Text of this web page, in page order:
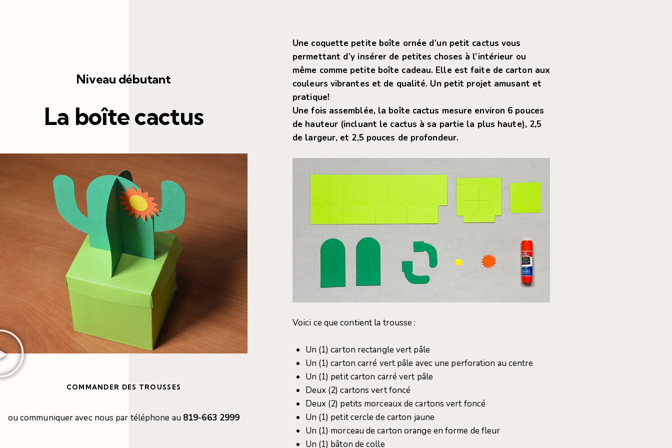
Niveau débutant
La boîte cactus
COMMANDER DES TROUSSES
ou communiquer avec nous par téléphone au 819-663 2999
Une coquette petite boîte ornée d’un petit cactus vous
permettant d’y insérer de petites choses à l’intérieur ou
même comme petite boîte cadeau. Elle est faite de carton aux
couleurs vibrantes et de qualité. Un petit projet amusant et
pratique!
Une fois assemblée, la boîte cactus mesure environ 6 pouces
de hauteur (incluant le cactus à sa partie la plus haute), 2,5
de largeur, et 2,5 pouces de profondeur.
Voici ce que contient la trousse :
Un (1) carton rectangle vert pâle
Un (1) carton carré vert pâle avec une perforation au centre
Un (1) petit carton carré vert pâle
Deux (2) cartons vert foncé
Deux (2) petits morceaux de cartons vert foncé
Un (1) petit cercle de carton jaune
Un (1) morceau de carton orange en forme de fleur
Un (1) bâton de colle